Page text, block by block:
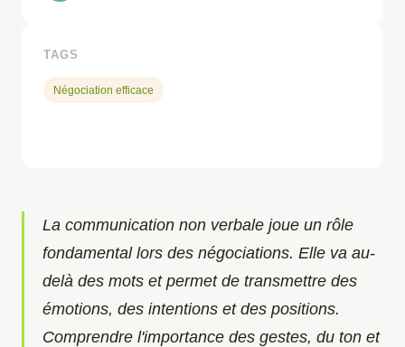
La communication non verbale joue un rôle
fondamental lors des négociations. Elle va au-
delà des mots et permet de transmettre des
émotions, des intentions et des positions.
Comprendre l'importance des gestes, du ton et
TAGS
Négociation efficace